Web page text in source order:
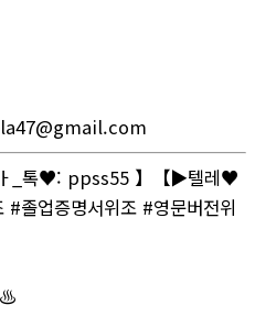
_톡♥: ppss55 】【▶텔레♥
업증명서위조 #영문버전위
♨️